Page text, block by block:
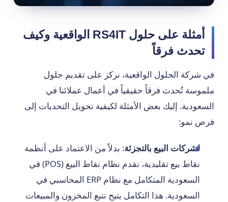
أمثلة على حلول RS4IT الواقعية وكيف
تحدث فرقاً
في شركة الحلول الواقعية، نركز على تقديم حلول
ملموسة تُحدث فرقاً حقيقياً في أعمال عملائنا في
السعودية. إليك بعض الأمثلة لكيفية تحويل التحديات إلى
فرص نمو:
لشركات البيع بالتجزئة: بدلاً من الاعتماد على أنظمة
نقاط بيع تقليدية، نقدم نظام نقاط البيع (POS) في
السعودية المتكامل مع نظام ERP المحاسبي في
السعودية. هذا التكامل يتيح تتبع المخزون والمبيعات